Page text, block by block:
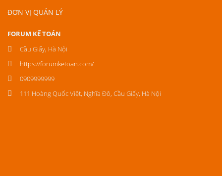
ĐƠN VỊ QUẢN LÝ
FORUM KẾ TOÁN
Cầu Giấy, Hà Nội
https://forumketoan.com/
0909999999
111 Hoàng Quốc Việt, Nghĩa Đô, Cầu Giấy, Hà Nội